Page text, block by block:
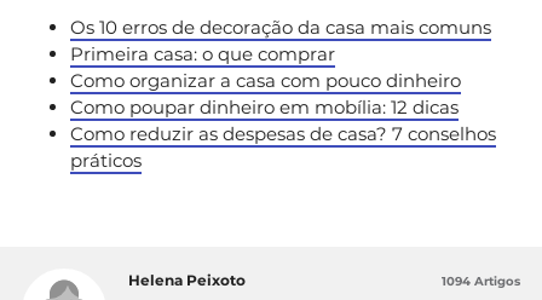
Os 10 erros de decoração da casa mais comuns
Primeira casa: o que comprar
Como organizar a casa com pouco dinheiro
Como poupar dinheiro em mobília: 12 dicas
Como reduzir as despesas de casa? 7 conselhos
práticos
Helena Peixoto 1094 Artigos